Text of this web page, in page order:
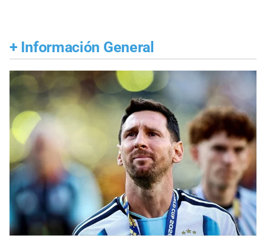
+ Información General